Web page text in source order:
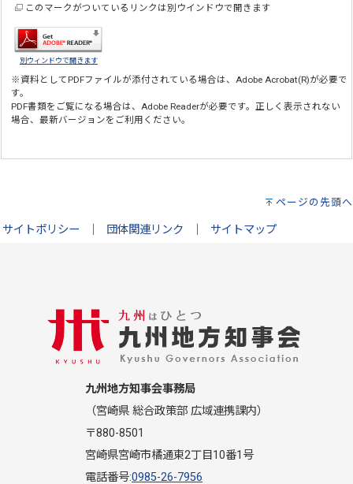
このマークがついているリンクは別ウインドウで開きます
別ウィンドウで開きます
※資料としてPDFファイルが添付されている場合は、Adobe Acrobat(R)が必要で
す。
PDF書類をご覧になる場合は、Adobe Readerが必要です。正しく表示されない
場合、最新バージョンをご利用ください。
ページの先頭へ
サイトポリシー 団体関連リンク サイトマップ
九州地方知事会事務局
（宮崎県 総合政策部 広域連携課内）
〒880-8501
宮崎県宮崎市橘通東2丁目10番1号
電話番号:0985-26-7956